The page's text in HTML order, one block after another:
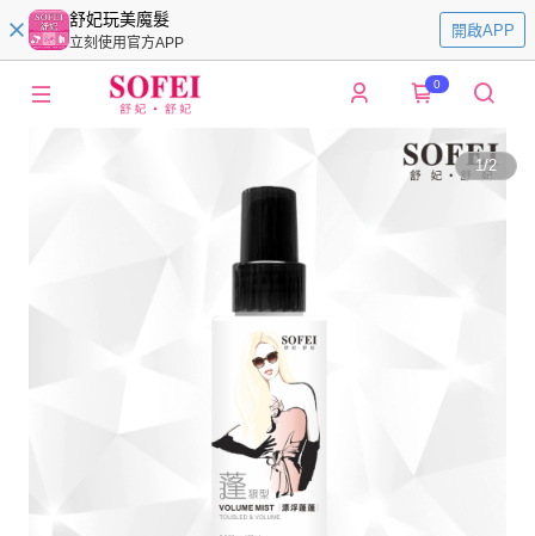
舒妃玩美魔髮
立刻使用官方APP
開啟APP
0
1/2